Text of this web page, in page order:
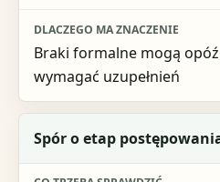
Braki formalne mogą
wymagać uzupełnień
Spór o etap